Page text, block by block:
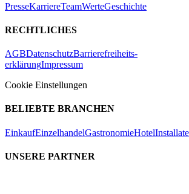
PresseKarriereTeamWerteGeschichte
RECHTLICHES
AGBDatenschutzBarrierefreiheits-
erklärungImpressum
Cookie Einstellungen
BELIEBTE BRANCHEN
EinkaufEinzelhandelGastronomieHotel
UNSERE PARTNER